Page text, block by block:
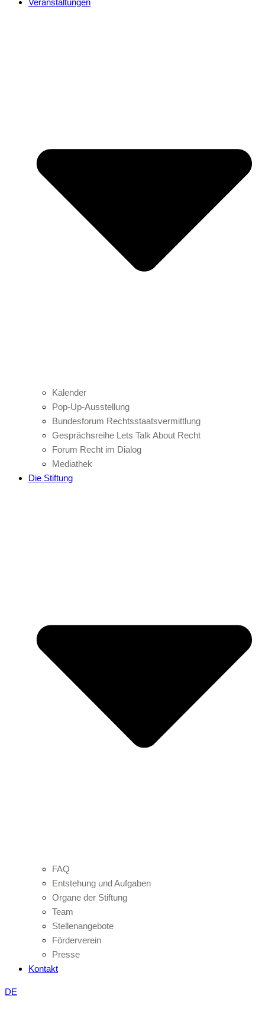
Veranstaltungen
Kalender
Pop-Up-Ausstellung
Bundesforum Rechtsstaatsvermittlung
Gesprächsreihe Lets Talk About Recht
Forum Recht im Dialog
Mediathek
Die Stiftung
FAQ
Entstehung und Aufgaben
Organe der Stiftung
Team
Stellenangebote
Förderverein
Presse
Kontakt
DE